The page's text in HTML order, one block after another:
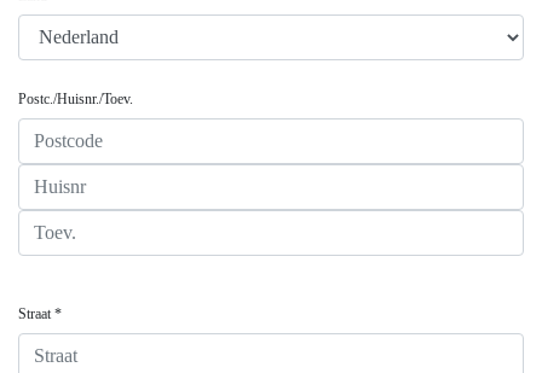
Postc./Huisnr./Toev.
Straat *